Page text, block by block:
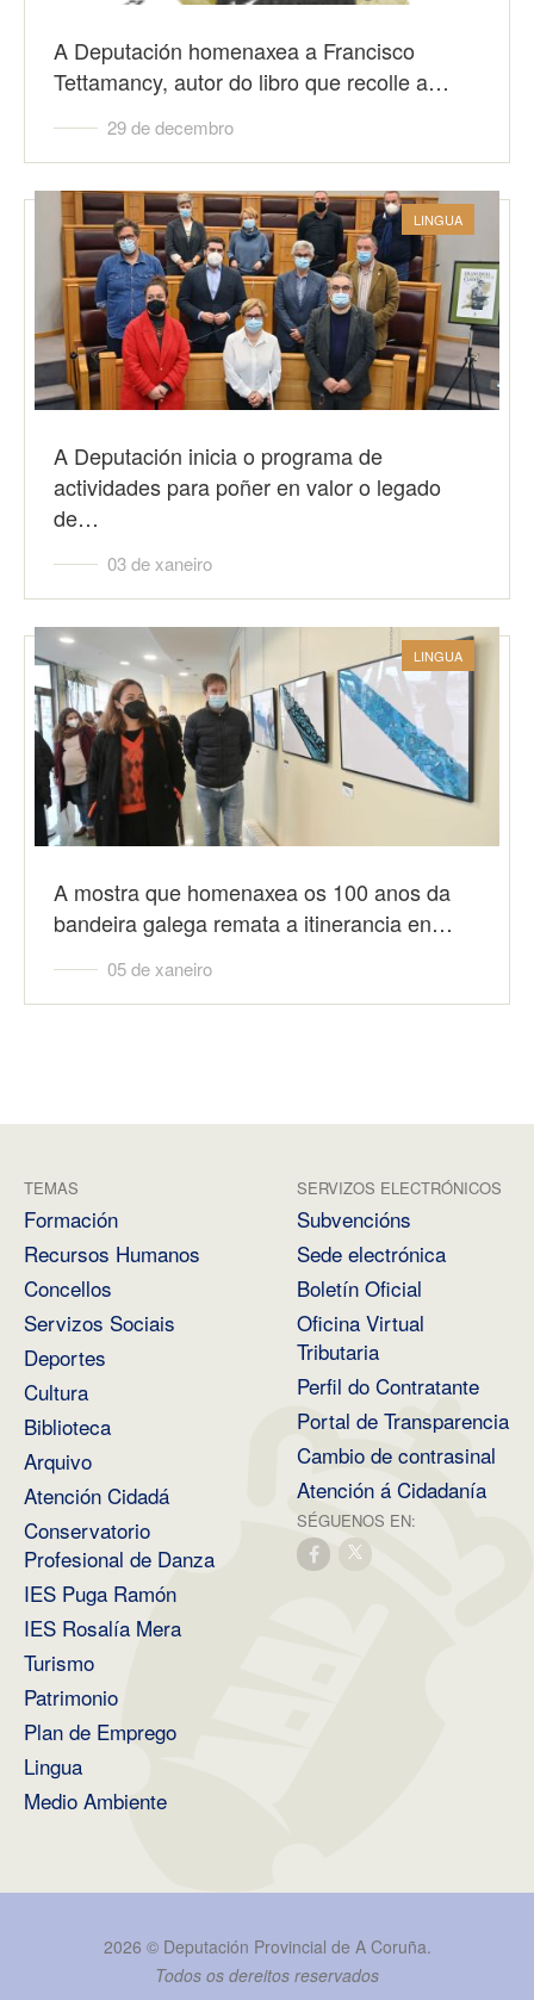
A Deputación homenaxea a Francisco
Tettamancy, autor do libro que recolle a…
29 de decembro
LINGUA
A Deputación inicia o programa de
actividades para poñer en valor o legado
de…
03 de xaneiro
LINGUA
A mostra que homenaxea os 100 anos da
bandeira galega remata a itinerancia en…
05 de xaneiro
TEMAS
Formación
Recursos Humanos
Concellos
Servizos Sociais
Deportes
Cultura
Biblioteca
Arquivo
Atención Cidadá
Conservatorio
Profesional de Danza
IES Puga Ramón
IES Rosalía Mera
Turismo
Patrimonio
Plan de Emprego
Lingua
Medio Ambiente
SERVIZOS ELECTRÓNICOS
Subvencións
Sede electrónica
Boletín Oficial
Oficina Virtual
Tributaria
Perfil do Contratante
Portal de Transparencia
Cambio de contrasinal
Atención á Cidadanía
SÉGUENOS EN:
2026 © Deputación Provincial de A Coruña.
Todos os dereitos reservados